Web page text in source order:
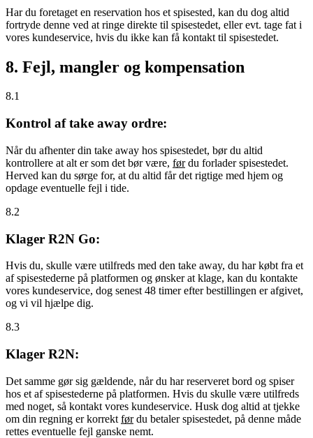
Har du foretaget en reservation hos et spisested, kan du dog altid
fortryde denne ved at ringe direkte til spisestedet, eller evt. tage fat i
vores kundeservice, hvis du ikke kan få kontakt til spisestedet.
8. Fejl, mangler og kompensation
8.1
Kontrol af take away ordre:
Når du afhenter din take away hos spisestedet, bør du altid
kontrollere at alt er som det bør være, førdu forlader spisestedet.
Herved kan du sørge for, at du altid får det rigtige med hjem og
opdage eventuelle fejl i tide.
8.2
Klager R2N Go:
Hvis du, skulle være utilfreds med den take away, du har købt fra et
af spisestederne på platformen og ønsker at klage, kan du kontakte
vores kundeservice, dog senest 48 timer efter bestillingen er afgivet,
og vi vil hjælpe dig.
8.3
Klager R2N:
Det samme gør sig gældende, når du har reserveret bord og spiser
hos et af spisestederne på platformen. Hvis du skulle være utilfreds
med noget, så kontakt vores kundeservice. Husk dog altid at tjekke
om din regning er korrekt førdu betaler spisestedet, på denne måde
rettes eventuelle fejl ganske nemt.